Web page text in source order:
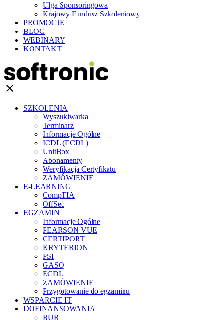
Ulga Sponsoringowa
Krajowy Fundusz Szkoleniowy
PROMOCJE
BLOG
WEBINARY
KONTAKT
clear
SZKOLENIA
Wyszukiwarka
Terminarz
Informacje Ogólne
ICDL (ECDL)
UnitBox
Abonamenty
Weryfikacja Certyfikatu
ZAMÓWIENIE
E-LEARNING
CompTIA
OffSec
EGZAMIN
Informacje Ogólne
PEARSON VUE
CERTIPORT
KRYTERION
PSI
GASQ
ECDL
ZAMÓWIENIE
Przygotowanie do egzaminu
WSPARCIE IT
DOFINANSOWANIA
BUR